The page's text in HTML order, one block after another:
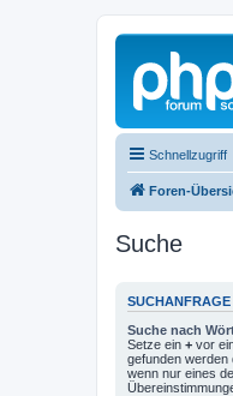
Schnellzugriff
Foren-
Suche
SUCHANFRAGE
Suche nach
Setze ein + vor
gefunden werden
wenn nur eines